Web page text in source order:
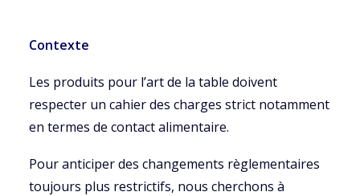
Contexte
Les produits pour l’art de la table doivent
respecter un cahier des charges strict notamment
en termes de contact alimentaire.
Pour anticiper des changements règlementaires
toujours plus restrictifs, nous cherchons à